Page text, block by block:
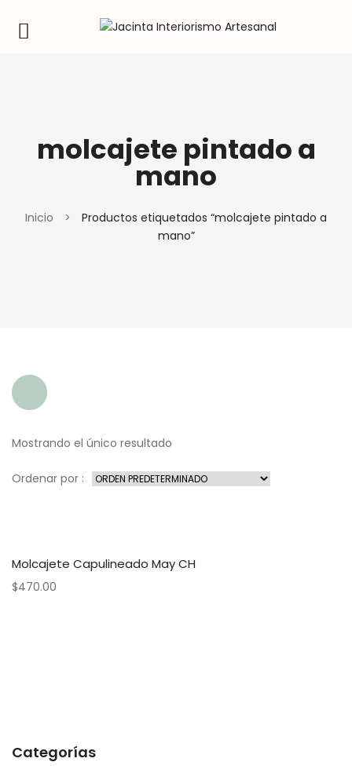
molcajete pintado a
mano
Inicio >
Productos etiquetados “molcajete pintado a
mano”
Mostrando el único resultado
Ordenar por :
Molcajete Capulineado May CH
$470.00
Categorías